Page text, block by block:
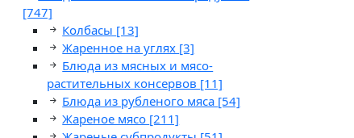
[747]
Колбасы [13]
Жаренное на углях [3]
Блюда из мясных и мясо-
растительных консервов [11]
Блюда из рубленого мяса [54]
Жареное мясо [211]